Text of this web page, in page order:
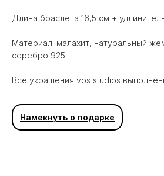
Длина браслета 16,5 см +
Материал: малахит, натуральный
серебро 925.
Все украшения vos studios
Намекнуть о подарке